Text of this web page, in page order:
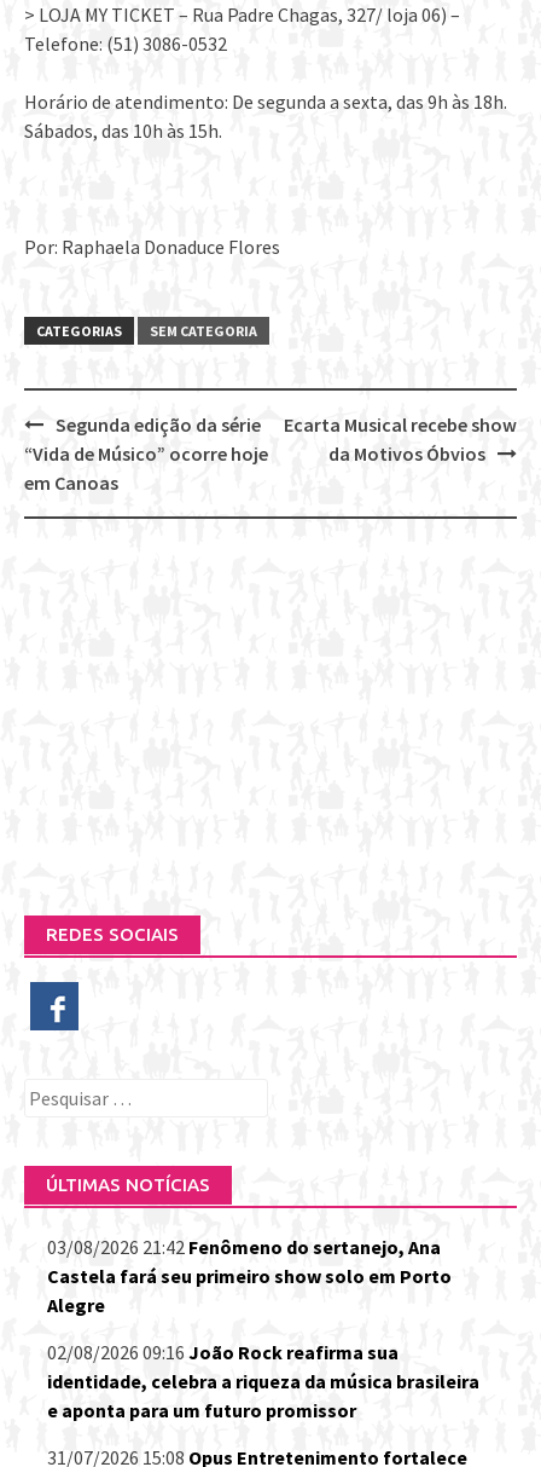
> LOJA MY TICKET – Rua Padre Chagas, 327/ loja 06) –
Telefone: (51) 3086-0532
Horário de atendimento: De segunda a sexta, das 9h às 18h.
Sábados, das 10h às 15h.
Por: Raphaela Donaduce Flores
CATEGORIAS SEM CATEGORIA
Post
navigation
Ecarta Musical recebe show
da Motivos Óbvios
Segunda edição da série
“Vida de Músico” ocorre hoje
em Canoas
REDES SOCIAIS
Pesquisar
ÚLTIMAS NOTÍCIAS
03/08/2026 21:42 Fenômeno do sertanejo, Ana
Castela fará seu primeiro show solo em Porto
Alegre
02/08/2026 09:16 João Rock reafirma sua
identidade, celebra a riqueza da música brasileira
e aponta para um futuro promissor
31/07/2026 15:08 Opus Entretenimento fortalece